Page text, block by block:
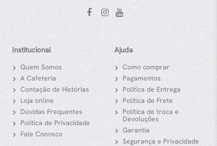
Institucional
Quem Somos
A Cafeteria
Contação de Histórias
Loja online
Dúvidas Frequentes
Política de Privacidade
Fale Conosco
Ajuda
Como comprar
Pagamentos
Política de Entrega
Política de Frete
Política de troca e
Devoluções
Garantia
Segurança e Privacidade